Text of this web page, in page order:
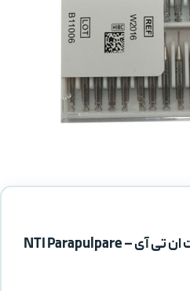
پین عاجی داخل عاج تری جت ان تی آی – NTI Parapulpare